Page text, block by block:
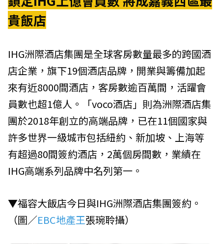
貴飯店
IHG洲際酒店集團是全球客房數量最多的跨國酒
店企業，旗下19個酒店品牌，開業與籌備加起
來有近8000間酒店，客房數逾百萬間，活躍會
員數也超1億人。「voco酒店」則為洲際酒店集
團於2018年創立的高端品牌，已在11個國家與
許多世界一級城市包括紐約、新加坡、上海等
有超過80間簽約酒店，2萬個房間數，業績在
IHG高端系列品牌中名列第一。
▼福容大飯店今日與IHG洲際酒店集團簽約。
（圖／EBC地產王張琬聆攝）